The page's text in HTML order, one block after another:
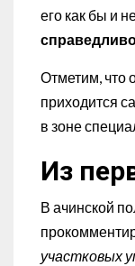
его как бы и
Отметим, что
приходится
в зоне
Из
В ачинской
участковых